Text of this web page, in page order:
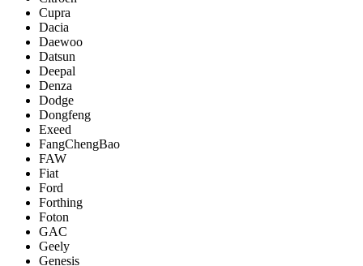
Cupra
Dacia
Daewoo
Datsun
Deepal
Denza
Dodge
Dongfeng
Exeed
FangChengBao
FAW
Fiat
Ford
Forthing
Foton
GAC
Geely
Genesis